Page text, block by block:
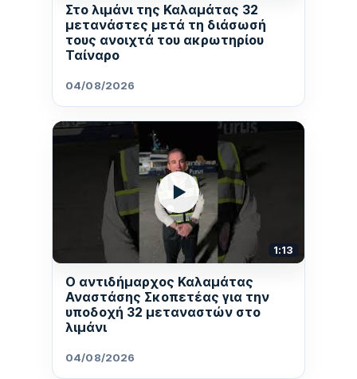
Στο λιμάνι της Καλαμάτας 32
μετανάστες μετά τη διάσωσή
τους ανοιχτά του ακρωτηρίου
Ταίναρο
04/08/2026
▶
1:13
Ο αντιδήμαρχος Καλαμάτας
Αναστάσης Σκοπετέας για την
υποδοχή 32 μεταναστών στο
λιμάνι
04/08/2026